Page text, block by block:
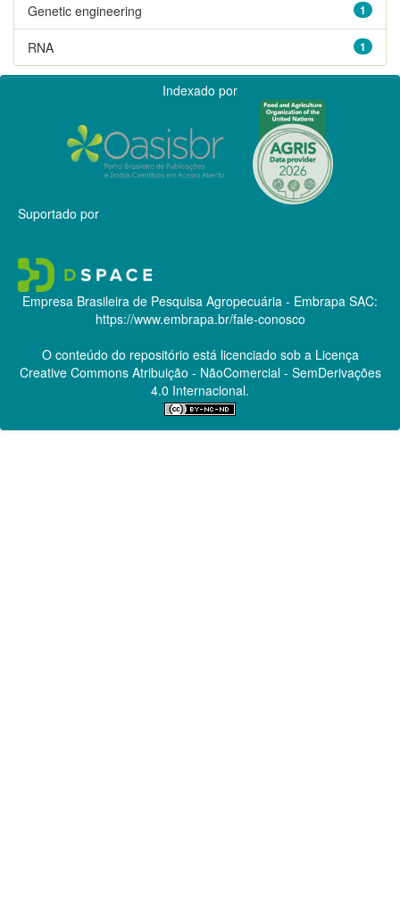
1
Genetic engineering
1
RNA
Indexado por
Suportado por
Empresa Brasileira de Pesquisa Agropecuária - Embrapa SAC:
https://www.embrapa.br/fale-conosco
O conteúdo do repositório está licenciado sob a Licença
Creative CommonsAtribuição - NãoComercial - SemDerivações
4.0 Internacional.